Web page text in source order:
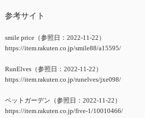
参考サイト
smile price（参照日：2022-11-22）
https://item.rakuten.co.jp/smile88/a15595/
RunElves（参照日：2022-11-22）
https://item.rakuten.co.jp/runelves/jxe098/
ペットガーデン（参照日：2022-11-22）
https://item.rakuten.co.jp/five-1/10010466/